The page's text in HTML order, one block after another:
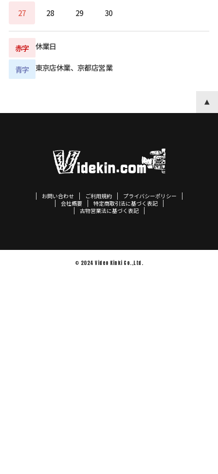
27 28 29 30
赤字 休業日
青字 東京店休業、京都店営業
お問い合わせ ご利用規約
プライバシーポリシー
会社概要
特定商取引法に基づく表記
古物営業法に基づく表記
© 2024 Video Kinki Co.,Ltd.